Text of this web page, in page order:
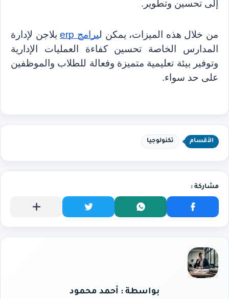
إلى تحسين وتطوير.
من خلال هذه الميزات، يمكن لبرامج erp
على حد سواء.
الأقسام تكنولوجيا
بواسطة : أحمد محمود